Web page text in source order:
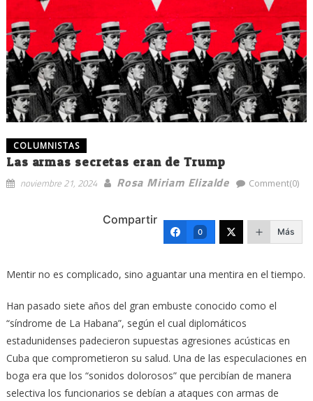
COLUMNISTAS
Las armas secretas eran de Trump
noviembre 21, 2024 Rosa Miriam Elizalde Comment(0)
Compartir
0 Más
Mentir no es complicado, sino aguantar una mentira en el tiempo.
Han pasado siete años del gran embuste conocido como el
“síndrome de La Habana”, según el cual diplomáticos
estadunidenses padecieron supuestas agresiones acústicas en
Cuba que comprometieron su salud. Una de las especulaciones en
boga era que los “sonidos dolorosos” que percibían de manera
selectiva los funcionarios se debían a ataques con armas de